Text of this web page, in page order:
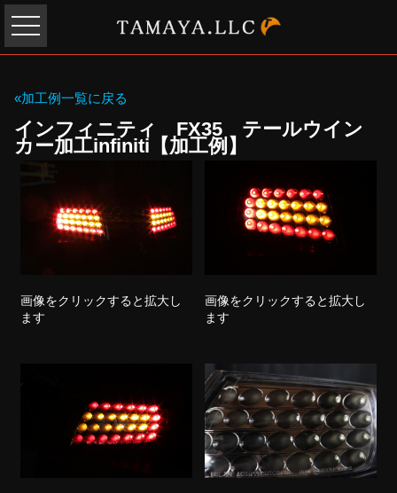
«加工例一覧に戻る
インフィニティ FX35 テールウイン
カー加工infiniti【加工例】
画像をクリックすると拡大し
ます
画像をクリックすると拡大し
ます